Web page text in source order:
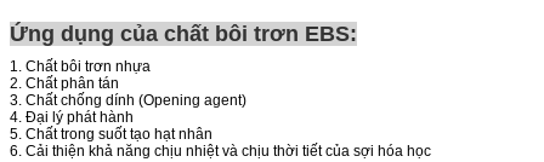
Ứng dụng của chất bôi trơn EBS:
1. Chất bôi trơn nhựa
2. Chất phân tán
3. Chất chống dính (Opening agent)
4. Đại lý phát hành
5. Chất trong suốt tạo hạt nhân
6. Cải thiện khả năng chịu nhiệt và chịu thời tiết của sợi hóa học